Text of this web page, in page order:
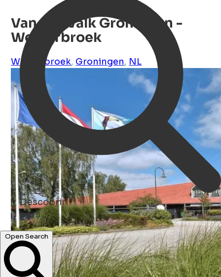
Descobrir
bars ...
Open Search
Van der Valk Groningen -
Westerbroek
Westerbroek, Groningen, NL